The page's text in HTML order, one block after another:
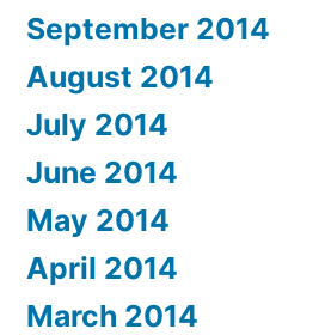
September 2014
August 2014
July 2014
June 2014
May 2014
April 2014
March 2014